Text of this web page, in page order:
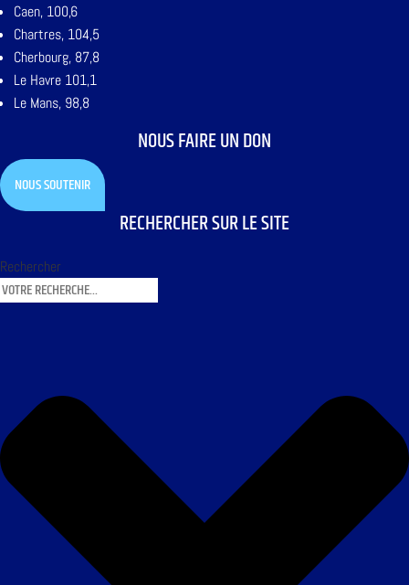
Caen, 100,6
Chartres, 104,5
Cherbourg, 87,8
Le Havre 101,1
Le Mans, 98,8
NOUS FAIRE UN DON
NOUS SOUTENIR
RECHERCHER SUR LE SITE
Rechercher